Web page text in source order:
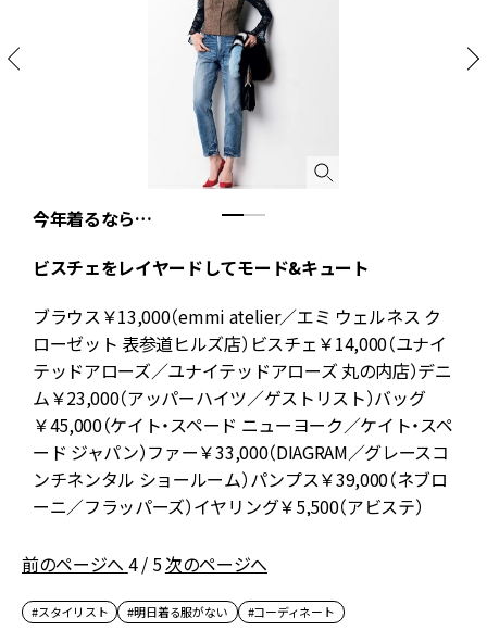
今年着るなら…
ビスチェをレイヤードしてモード&キュート
ブラウス￥13,000（emmi atelier／エミ ウェルネス ク
ローゼット 表参道ヒルズ店）ビスチェ￥14,000（ユナイ
テッドアローズ／ユナイテッドアローズ 丸の内店）デニ
ム￥23,000（アッパーハイツ／ゲストリスト）バッグ
￥45,000（ケイト・スペード ニューヨーク／ケイト・スペ
ード ジャパン）ファー￥33,000（DIAGRAM／グレースコ
ンチネンタル ショールーム）パンプス￥39,000（ネブロ
ーニ／フラッパーズ）イヤリング￥5,500（アビステ）
前のページへ 4 / 5次のページへ
#スタイリスト #明日着る服がない #コーディネート